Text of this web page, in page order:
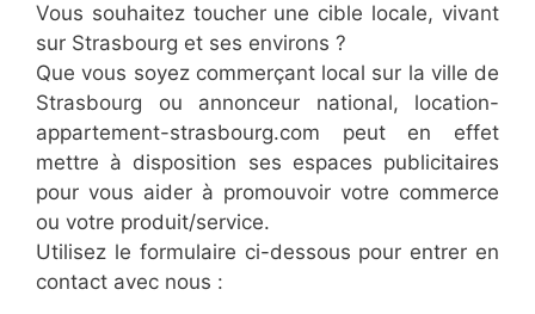
Vous souhaitez toucher une cible locale, vivant
sur Strasbourg et ses environs ?
Que vous soyez commerçant local sur la ville de
Strasbourg ou annonceur national, location-
appartement-strasbourg.com peut en effet
mettre à disposition ses espaces publicitaires
pour vous aider à promouvoir votre commerce
ou votre produit/service.
Utilisez le formulaire ci-dessous pour entrer en
contact avec nous :